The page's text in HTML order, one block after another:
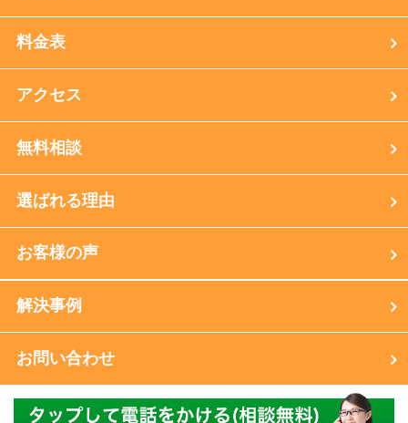
料金表
アクセス
無料相談
選ばれる理由
お客様の声
解決事例
お問い合わせ